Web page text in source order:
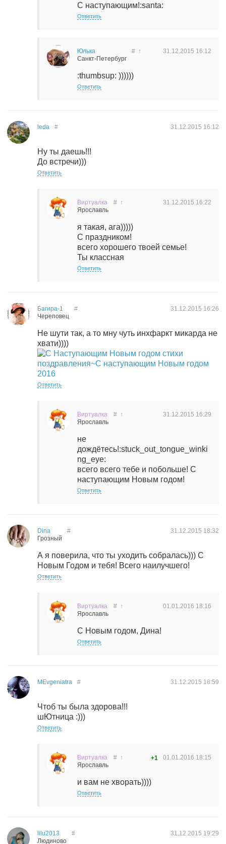
С наступающим!:santa:
Ответить
Юлька
Санкт-Петербург
31.12.2015 16:12
# ↑
:thumbsup: ))))))
Ответить
leda 31.12.2015 16:12
#
Ну ты даешь!!!
До встречи)))
Ответить
Виртуалка
Ярославль
31.12.2015 16:22
# ↑
я такая, ага)))))
С праздником!
всего хорошего твоей семье!
Ты классная
Ответить
Багира-1
Череповец
31.12.2015 16:26
#
Не шути так, а то мну чуть инхфаркт микарда не
хвати))))
Ответить
Виртуалка
Ярославль
31.12.2015 16:29
# ↑
не
дождётесь!:stuck_out_tongue_winki
ng_eye:
всего всего тебе и побольше! С
наступающим Новым годом!
Ответить
Dina
Грозный
31.12.2015 18:32
#
А я поверила, что ты уходить собралась))) С
Новым Годом и тебя! Всего наилучшего!
Ответить
Виртуалка
Ярославль
01.01.2016 18:16
# ↑
С Новым годом, Дина!
Ответить
MEvgeniatra 31.12.2015 18:59
#
Чтоб ты была здорова!!!
шЮтница :)))
Ответить
Виртуалка
Ярославль
01.01.2016 18:15
# ↑ +1
и вам не хворать))))
Ответить
lilu2013
Людиново
31.12.2015 19:29
#